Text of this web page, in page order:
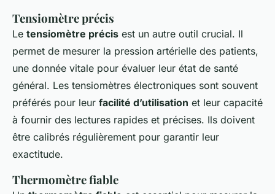
Tensiomètre précis
Le tensiomètre précis est un autre outil crucial. Il
permet de mesurer la pression artérielle des patients,
une donnée vitale pour évaluer leur état de santé
général. Les tensiomètres électroniques sont souvent
préférés pour leur facilité d’utilisation et leur capacité
à fournir des lectures rapides et précises. Ils doivent
être calibrés régulièrement pour garantir leur
exactitude.
Thermomètre fiable